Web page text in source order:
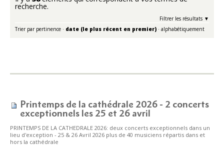
recherche.
Filtrer les résultats
Trier par pertinence · date (le plus récent en premier) · alphabétiquement
Printemps de la cathédrale 2026 - 2 concerts
exceptionnels les 25 et 26 avril
PRINTEMPS DE LA CATHEDRALE 2026: deux concerts exceptionnels dans un
lieu d'exception - 25 & 26 Avril 2026 plus de 40 musiciens répartis dans et
hors la cathédrale